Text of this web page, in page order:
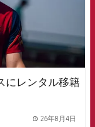
にレンタル移籍
26年8月4日